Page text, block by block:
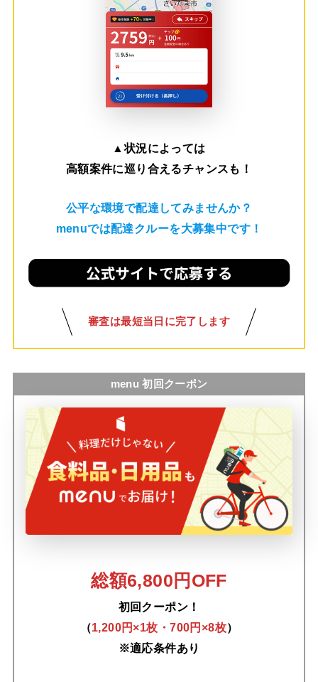
▲状況によっては
高額案件に巡り合えるチャンスも！
公平な環境で配達してみませんか？
menuでは配達クルーを大募集中です！
審査は最短当日に完了します
menu 初回クーポン
総額6,800円OFF
初回クーポン！
（1,200円×1枚・700円×8枚）
※適応条件あり